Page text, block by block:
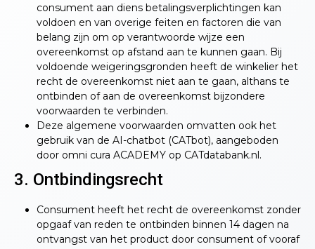
consument aan diens betalingsverplichtingen kan
voldoen en van overige feiten en factoren die van
belang zijn om op verantwoorde wijze een
overeenkomst op afstand aan te kunnen gaan. Bij
voldoende weigeringsgronden heeft de winkelier het
recht de overeenkomst niet aan te gaan, althans te
ontbinden of aan de overeenkomst bijzondere
voorwaarden te verbinden.
Deze algemene voorwaarden omvatten ook het
gebruik van de AI-chatbot (CATbot), aangeboden
door omni cura ACADEMY op CATdatabank.nl.
3. Ontbindingsrecht
Consument heeft het recht de overeenkomst zonder
opgaaf van reden te ontbinden binnen 14 dagen na
ontvangst van het product door consument of vooraf